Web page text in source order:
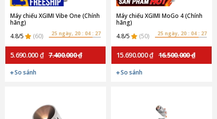
Máy chiếu XGIMI Vibe One (Chính
hãng)
4.8/5
(60) 25 ngày, 20 : 04 : 27
5.690.000 ₫ 7.400.000 ₫
So sánh
Máy chiếu XGIMI MoGo 4 (Chính
hãng)
4.8/5
(50) 25 ngày, 20 : 04 : 27
15.690.000 ₫ 16.500.000 ₫
So sánh